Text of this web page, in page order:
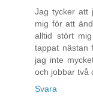
Jag tycker att
mig för att
alltid stört
tappat nästan
jag inte
och jobbar två
Svara